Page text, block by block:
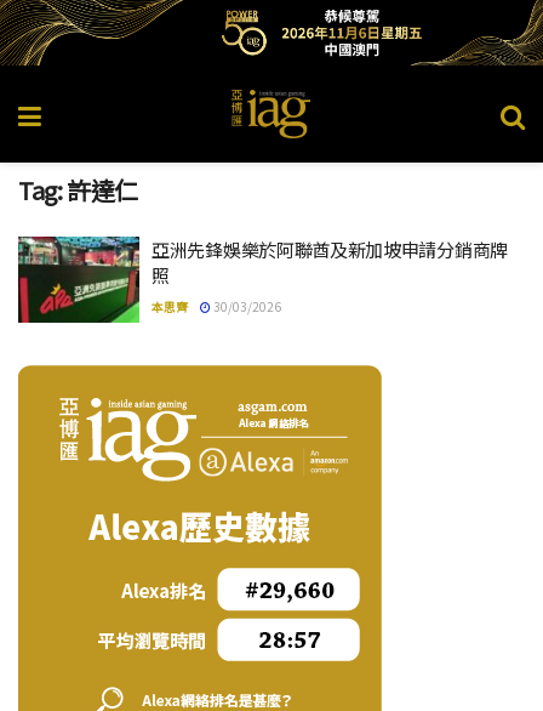
Tag:許達仁
亞洲先鋒娛樂於阿聯酋及新加坡申請分銷商牌
照
本思齊 30/03/2026